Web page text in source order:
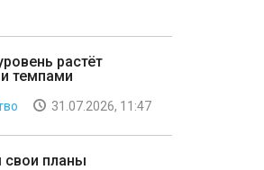
растёт
темпами
31.07.2026, 11:47
свои планы